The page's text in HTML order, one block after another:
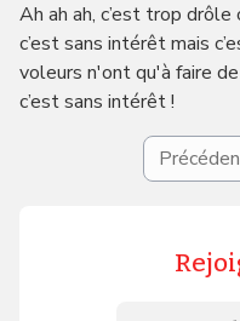
Ah ah ah, c’est trop
c’est sans intérêt mais
voleurs n'ont qu'à faire
c’est sans intérêt !